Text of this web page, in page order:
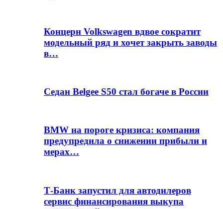
Концерн Volkswagen вдвое сократит
модельный ряд и хочет закрыть заводы
в…
Седан Belgee S50 стал богаче в России
BMW на пороге кризиса: компания
предупредила о снижении прибыли и
мерах…
Т-Банк запустил для автодилеров
сервис финансирования выкупа